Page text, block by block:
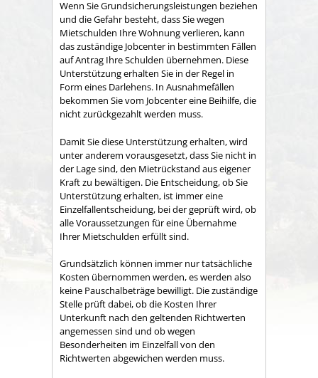
Wenn Sie Grundsicherungsleistungen beziehen
und die Gefahr besteht, dass Sie wegen
Mietschulden Ihre Wohnung verlieren, kann
das zuständige Jobcenter in bestimmten Fällen
auf Antrag Ihre Schulden übernehmen. Diese
Unterstützung erhalten Sie in der Regel in
Form eines Darlehens. In Ausnahmefällen
bekommen Sie vom Jobcenter eine Beihilfe, die
nicht zurückgezahlt werden muss.
Damit Sie diese Unterstützung erhalten, wird
unter anderem vorausgesetzt, dass Sie nicht in
der Lage sind, den Mietrückstand aus eigener
Kraft zu bewältigen. Die Entscheidung, ob Sie
Unterstützung erhalten, ist immer eine
Einzelfallentscheidung, bei der geprüft wird, ob
alle Voraussetzungen für eine Übernahme
Ihrer Mietschulden erfüllt sind.
Grundsätzlich können immer nur tatsächliche
Kosten übernommen werden, es werden also
keine Pauschalbeträge bewilligt. Die zuständige
Stelle prüft dabei, ob die Kosten Ihrer
Unterkunft nach den geltenden Richtwerten
angemessen sind und ob wegen
Besonderheiten im Einzelfall von den
Richtwerten abgewichen werden muss.